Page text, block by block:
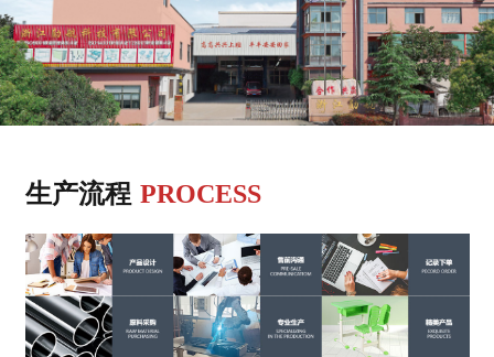
生产流程 PROCESS